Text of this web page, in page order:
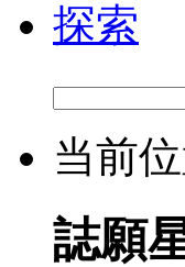
探索
当前位
誌願